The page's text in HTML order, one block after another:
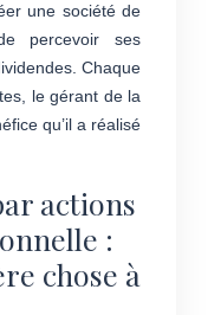
une société de
percevoir ses
Chaque
le gérant de la
qu’il a réalisé
actions
:
chose à